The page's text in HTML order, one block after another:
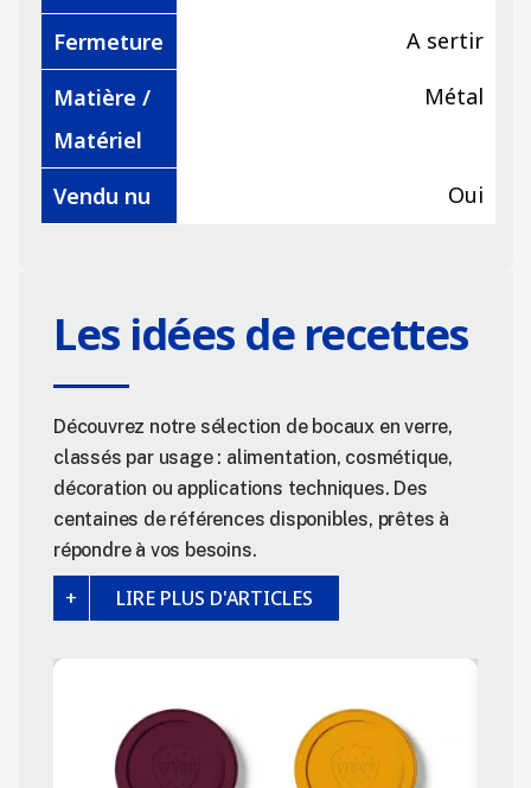
Fermeture
A sertir
Matière /
Matériel
Métal
Vendu nu Oui
Les idées de recettes
Découvrez notre sélection de bocaux en verre,
classés par usage : alimentation, cosmétique,
décoration ou applications techniques. Des
centaines de références disponibles, prêtes à
répondre à vos besoins.
LIRE PLUS D'ARTICLES